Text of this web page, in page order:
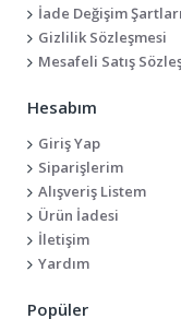
İade Değişim Şartları
Gizlilik Sözleşmesi
Mesafeli Satış
Hesabım
Giriş Yap
Siparişlerim
Alışveriş Listem
Ürün İadesi
İletişim
Yardım
Popüler